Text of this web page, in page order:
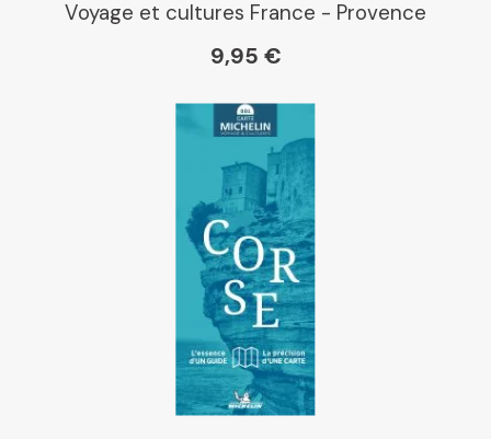
Voyage et cultures France - Provence
9,95 €